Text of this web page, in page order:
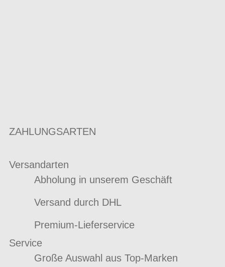
ZAHLUNGSARTEN
Versandarten
Abholung in unserem Geschäft
Versand durch DHL
Premium-Lieferservice
Service
Große Auswahl aus Top-Marken